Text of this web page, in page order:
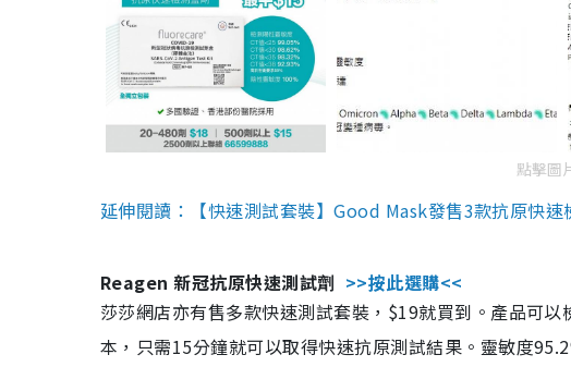
點擊圖
延伸閱讀：【快速測試套裝】Good Mask發售3款抗原快
Reagen 新冠抗原快速測試劑 >>按此選購<<
莎莎網店亦有售多款快速測試套裝，$19就買到。產品可
本，只需15分鐘就可以取得快速抗原測試結果。靈敏度